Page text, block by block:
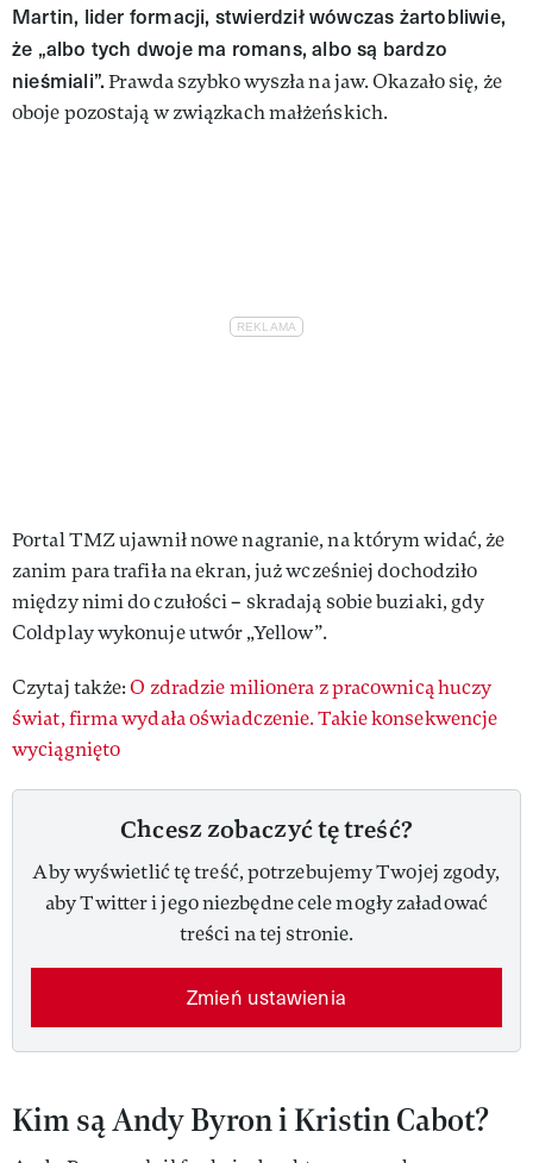
Martin, lider formacji, stwierdził wówczas żartobliwie,
że „albo tych dwoje ma romans, albo są bardzo
nieśmiali”.Prawda szybko wyszła na jaw. Okazało się, że
oboje pozostają w związkach małżeńskich.
Portal TMZ ujawnił nowe nagranie, na którym widać, że
zanim para trafiła na ekran, już wcześniej dochodziło
między nimi do czułości – skradają sobie buziaki, gdy
Coldplay wykonuje utwór „Yellow”.
Czytaj także:O zdradzie milionera z pracownicą huczy
świat, firma wydała oświadczenie. Takie konsekwencje
wyciągnięto
Chcesz zobaczyć tę treść?
Aby wyświetlić tę treść, potrzebujemy Twojej zgody,
aby Twitter i jego niezbędne cele mogły załadować
treści na tej stronie.
Zmień ustawienia
Kim są Andy Byron i Kristin Cabot?